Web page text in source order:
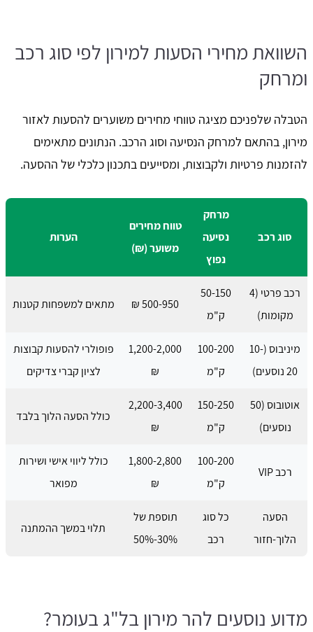
השוואת מחירי הסעות למירון לפי סוג רכב
ומרחק
הטבלה שלפניכם מציגה טווחי מחירים משוערים להסעות לאזור
מירון, בהתאם למרחק הנסיעה וסוג הרכב. הנתונים מתאימים
להזמנות פרטיות ולקבוצות, ומסייעים בתכנון כלכלי של ההסעה.
סוג רכב
מרחק
נסיעה
נפוץ
טווח מחירים
משוער (₪)
הערות
רכב פרטי (4
מקומות)
50-150
ק"מ
500-950 ₪ מתאים למשפחות קטנות
מיניבוס (10-
20 נוסעים)
100-200
ק"מ
1,200-2,000
₪
פופולרי להסעות קבוצות
לציון קברי צדיקים
אוטובוס (50
נוסעים)
150-250
ק"מ
2,200-3,400
₪
כולל הסעה הלוך בלבד
רכב VIP
100-200
ק"מ
1,800-2,800
₪
כולל ליווי אישי ושירות
מפואר
הסעה
הלוך-חזור
כל סוג
רכב
תוספת של
30%-50%
תלוי במשך ההמתנה
מדוע נוסעים להר מירון בל"ג בעומר?